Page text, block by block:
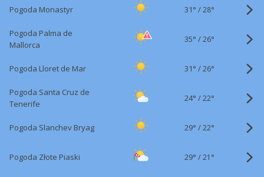
Pogoda Monastyr 31° /28°
Pogoda Palma de
Mallorca
35° /26°
Pogoda Lloret de Mar 31° /26°
Pogoda Santa Cruz de
Tenerife
24° /22°
Pogoda Slanchev Bryag 29° /22°
Pogoda Złote Piaski 29° /21°